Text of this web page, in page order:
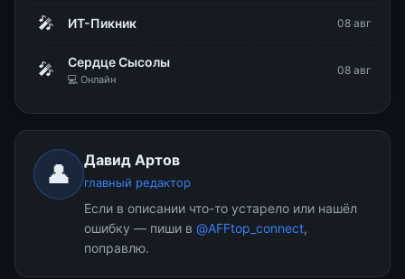
🎤 ИТ-Пикник 08 авг
🎤 Сердце Сысолы
💻 Онлайн
08 авг
👤 Давид Артов
главный редактор
Если в описании что-то устарело или нашёл
ошибку — пиши в @AFFtop_connect,
поправлю.